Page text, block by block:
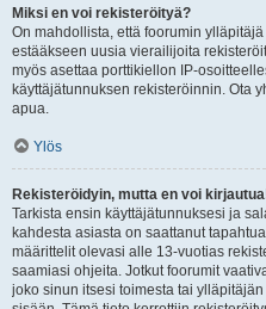
Miksi en voi rekisteröityä?
On mahdollista, että foorumin
estääkseen uusia vierailijoita
myös asettaa porttikiellon IP-
käyttäjätunnuksen rekisteröinnin. Ota
apua.
Ylös
Rekisteröidyin, mutta en voi
Tarkista ensin käyttäjätunnuksesi ja
kahdesta asiasta on saattanut
määrittelit olevasi alle 13-vuotias
saamiasi ohjeita. Jotkut foorumit
joko sinun itsesi toimesta tai